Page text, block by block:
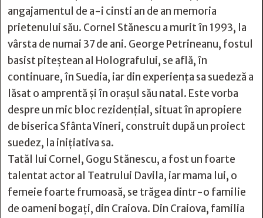
angajamentul de a-i cinsti an de an memoria
prietenului său. Cornel Stănescu a murit în 1993, la
vârsta de numai 37 de ani. George Petrineanu, fostul
basist piteştean al Holografului, se află, în
continuare, în Suedia, iar din experienţa sa suedeză a
lăsat o amprentă şi în oraşul său natal. Este vorba
despre un mic bloc rezidenţial, situat în apropiere
de biserica Sfânta Vineri, construit după un proiect
suedez, la inițiativa sa.
Tatăl lui Cornel, Gogu Stănescu, a fost un foarte
talentat actor al Teatrului Davila, iar mama lui, o
femeie foarte frumoasă, se trăgea dintr-o familie
de oameni bogați, din Craiova. Din Craiova, familia